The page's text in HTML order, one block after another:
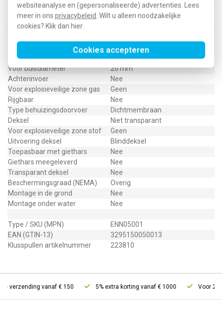
websiteanalyse en (gepersonaliseerde) advertenties. Lees
meer in ons privacybeleid. Wilt u alleen noodzakelijke
cookies? Klik dan hier.
Cookies accepteren
Explosiegeteste uitvoering
Nee
Dekselbevestiging
Opklemmend (snap)
Max. aderdoorsnede
Ja
Beschermingsgraad (IP)
IP55
Voor buisdiameter
20 mm
Achterinvoer
Nee
Voor explosieveilige zone gas
Geen
Rijgbaar
Nee
Type behuizingsdoorvoer
Dichtmembraan
Deksel
Niet transparant
Voor explosieveilige zone stof
Geen
Uitvoering deksel
Blinddeksel
Toepasbaar met giethars
Nee
Giethars meegeleverd
Nee
Transparant deksel
Nee
Beschermingsgraad (NEMA)
Overig
Montage in de grond
Nee
Montage onder water
Nee
Type / SKU (MPN)
ENN05001
EAN (GTIN-13)
3295150050013
Klusspullen artikelnummer
223810
verzending vanaf € 150 5% extra korting vanaf € 1000 Voor 21u